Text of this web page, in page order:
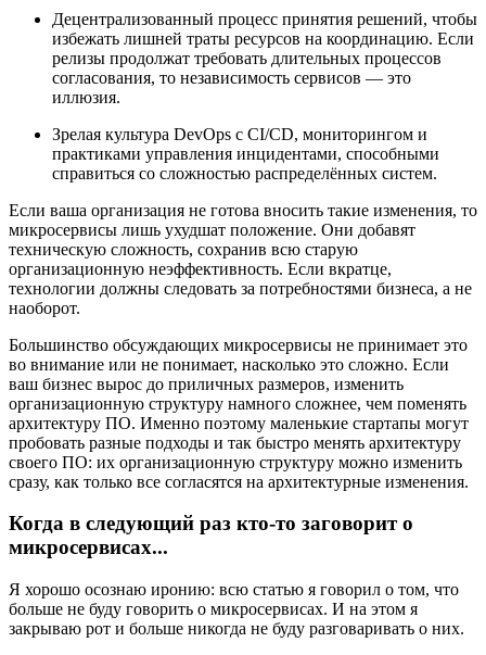
Децентрализованный процесс принятия решений, чтобы
избежать лишней траты ресурсов на координацию. Если
релизы продолжат требовать длительных процессов
согласования, то независимость сервисов — это
иллюзия.
Зрелая культура DevOps с CI/CD, мониторингом и
практиками управления инцидентами, способными
справиться со сложностью распределённых систем.
Если ваша организация не готова вносить такие изменения, то
микросервисы лишь ухудшат положение. Они добавят
техническую сложность, сохранив всю старую
организационную неэффективность. Если вкратце,
технологии должны следовать за потребностями бизнеса, а не
наоборот.
Большинство обсуждающих микросервисы не принимает это
во внимание или не понимает, насколько это сложно. Если
ваш бизнес вырос до приличных размеров, изменить
организационную структуру намного сложнее, чем поменять
архитектуру ПО. Именно поэтому маленькие стартапы могут
пробовать разные подходы и так быстро менять архитектуру
своего ПО: их организационную структуру можно изменить
сразу, как только все согласятся на архитектурные изменения.
Когда в следующий раз кто-то заговорит о
микросервисах...
Я хорошо осознаю иронию: всю статью я говорил о том, что
больше не буду говорить о микросервисах. И на этом я
закрываю рот и больше никогда не буду разговаривать о них.